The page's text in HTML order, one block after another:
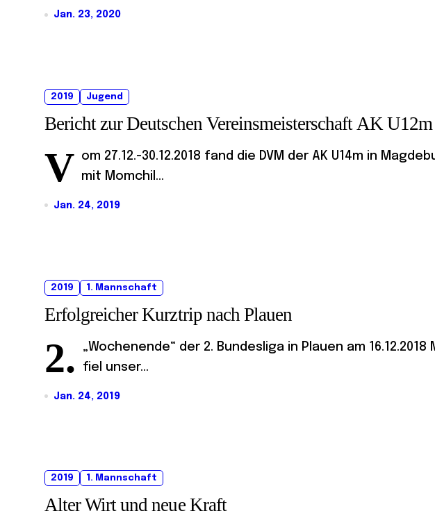
Jan. 23, 2020
2019 Jugend
Bericht zur Deutschen Vereinsmeisterschaft AK
V
om 27.12.-30.12.2018 fand die DVM der AK U14m in
mit Momchil...
Jan. 24, 2019
2019 1. Mannschaft
Erfolgreicher Kurztrip nach Plauen
2.
„Wochenende“ der 2. Bundesliga in Plauen am
fiel unser...
Jan. 24, 2019
2019 1. Mannschaft
Alter Wirt und neue Kraft